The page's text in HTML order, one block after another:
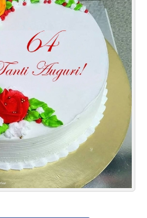
Accedi